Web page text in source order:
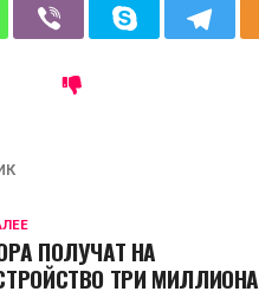
ПОЛУЧАТ НА
ТРИ МИЛЛИОНА